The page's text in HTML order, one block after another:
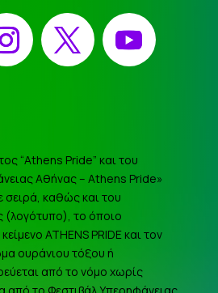
X YouTube
“Athens Pride” και του
Αθήνας – Athens Pride»
σειρά, καθώς και του
(λογότυπο), το όποιο
ATHENS PRIDE και τον
ουράνιου τόξου ή
από το νόμο χωρίς